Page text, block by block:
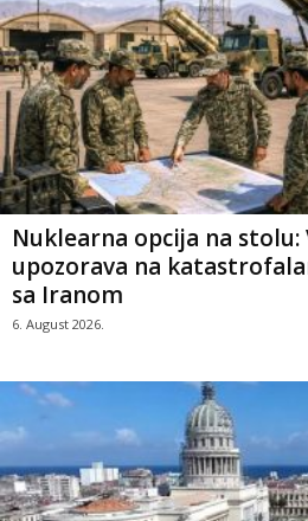
Nuklearna opcija na stolu:
upozorava na
sa Iranom
6. August 2026.